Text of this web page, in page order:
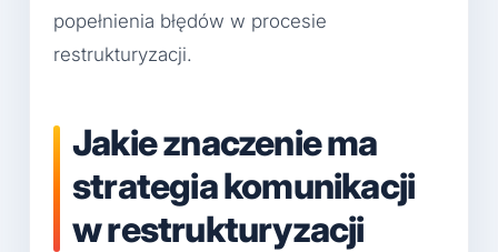
popełnienia błędów w procesie
restrukturyzacji.
Jakie znaczenie ma
strategia komunikacji
w restrukturyzacji